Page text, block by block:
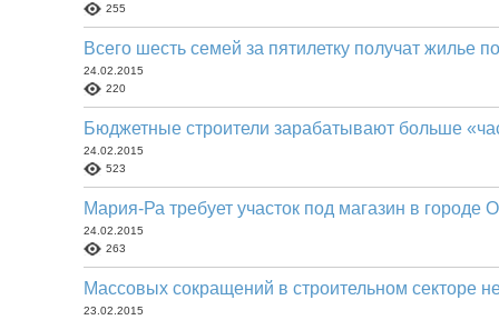
255
Всего шесть семей за пятилетку получат жилье
24.02.2015
220
Бюджетные строители зарабатывают больше
24.02.2015
523
Мария-Ра требует участок под магазин в городе
24.02.2015
263
Массовых сокращений в строительном секторе
23.02.2015